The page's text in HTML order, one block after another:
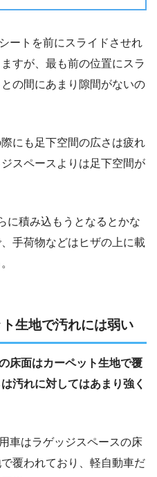
ートを前にスライドさせれ
すが、最も前の位置にスラ
の間にあまり隙間がないの
にも足下空間の広さは疲れ
スペースよりは足下空間が
に積み込もうとなるとかな
手荷物などはヒザの上に載
生地で汚れには弱い
床面はカーペット生地で覆
汚れに対してはあまり強く
車はラゲッジスペースの床
覆われており、軽自動車だ